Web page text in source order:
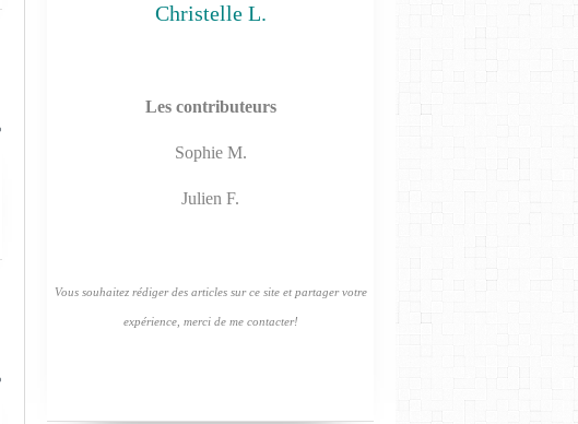
LES TP SVT 2019
Christelle L.
Les contributeurs
Sophie M.
Julien F.
Vous souhaitez rédiger des articles sur ce site et partager votre
expérience, merci de me contacter!